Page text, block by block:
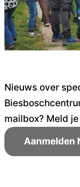
Nieuws over
mailbox? Meld je
Aanmelden